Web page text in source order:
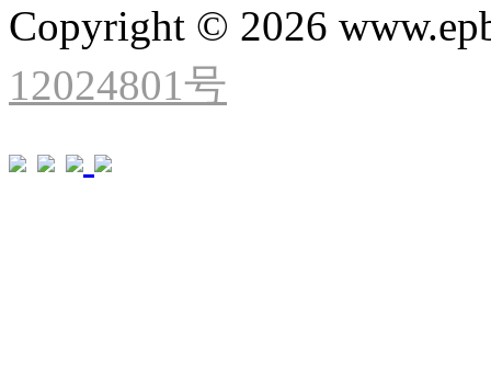
Copyright © 2026
12024801号